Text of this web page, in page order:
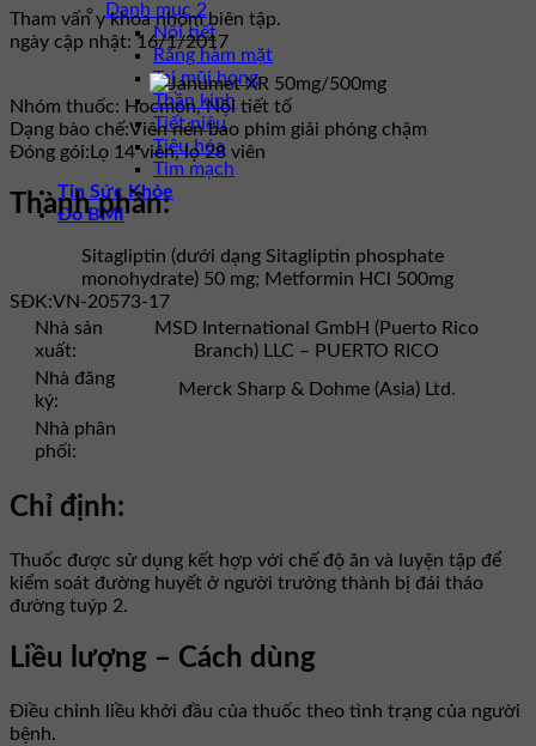
Danh mục 2
Nội tiết
Răng hàm mặt
Tai mũi họng
Thần kinh
Tiết niệu
Tiêu hóa
Tim mạch
Tin Sức Khỏe
Đo BMI
Tham vấn y khoa nhóm biên tập.
ngày cập nhật: 16/1/2017
Nhóm thuốc: Hocmon, Nội tiết tố
Dạng bào chế:Viên nén bao phim giải phóng chậm
Đóng gói: Lọ 14 viên, lọ 28 viên
Thành phần:
Sitagliptin (dưới dạng Sitagliptin phosphate
monohydrate) 50 mg; Metformin HCl 500mg
SĐK:VN-20573-17
Nhà sản
xuất:
MSD International GmbH (Puerto Rico
Branch) LLC – PUERTO RICO
Nhà đăng
ký:
Merck Sharp & Dohme (Asia) Ltd.
Nhà phân
phối:
Chỉ định:
Thuốc được sử dụng kết hợp với chế độ ăn và luyện tập để
kiểm soát đường huyết ở người trưởng thành bị đái tháo
đường tuýp 2.
Liều lượng – Cách dùng
Điều chỉnh liều khởi đầu của thuốc theo tình trạng của người
bệnh.